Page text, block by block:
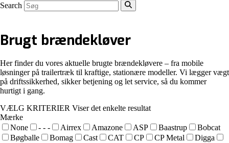
Search
Brugt brændekløver
Her finder du vores aktuelle brugte brændekløvere – fra mobile
løsninger på trailertræk til kraftige, stationære modeller. Vi lægger vægt
på driftssikkerhed, sikker betjening og let service, så du kommer
hurtigt i gang.
VÆLG KRITERIER Viser det enkelte resultat
Mærke
None
- - - Airrex Amazone ASP Baastrup
Bobcat
Bøgballe
Bomag Cast CAT CP CP Metal
Digga